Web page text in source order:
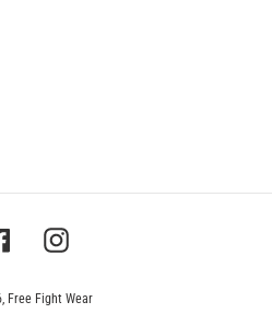
FacebookInstagram
Free Fight Wear